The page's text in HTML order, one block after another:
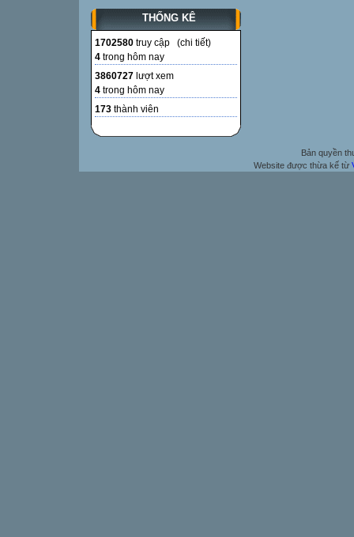
THỐNG KÊ
1702580 truy cập (chi tiết)
4 trong hôm nay
3860727 lượt xem
4 trong hôm nay
173 thành viên
Bản quyền
Website được thừa kế từ